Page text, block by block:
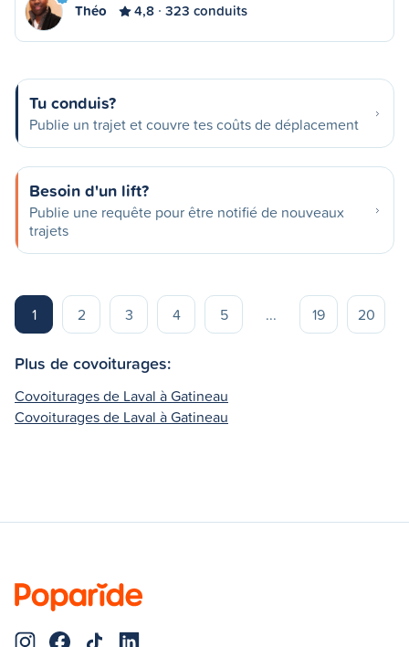
Théo 4,8 323 conduits
Tu conduis?
Publie un trajet et couvre tes coûts de déplacement
Besoin d'un lift?
Publie une requête pour être notifié de nouveaux
trajets
1 2 3 4 5 ... 19 20
Plus de covoiturages:
Covoiturages de Laval à Gatineau
Covoiturages de Laval à Gatineau